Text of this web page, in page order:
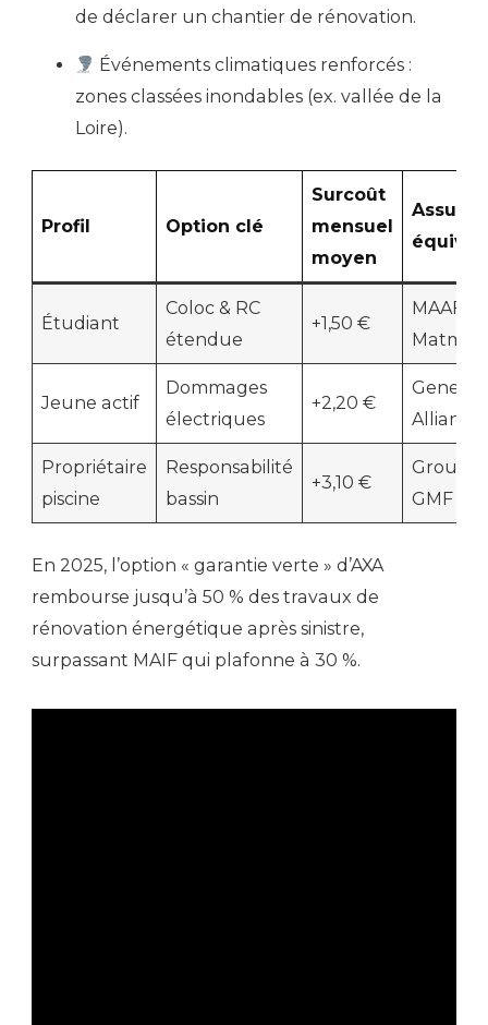
de déclarer un chantier de rénovation.
Événements climatiques renforcés :
zones classées inondables (ex. vallée de la
Loire).
Profil Option clé
Surcoût
mensuel
moyen
Étudiant
Coloc & RC
étendue
+1,50 €
MAAF,
Matmut
Jeune actif
Dommages
électriques
+2,20 €
Generali,
Allianz
Propriétaire
piscine
Responsabilité
bassin
+3,10 €
GMF
En 2025, l’option « garantie verte » d’AXA
rembourse jusqu’à 50 % des travaux de
rénovation énergétique après sinistre,
surpassant MAIF qui plafonne à 30 %.